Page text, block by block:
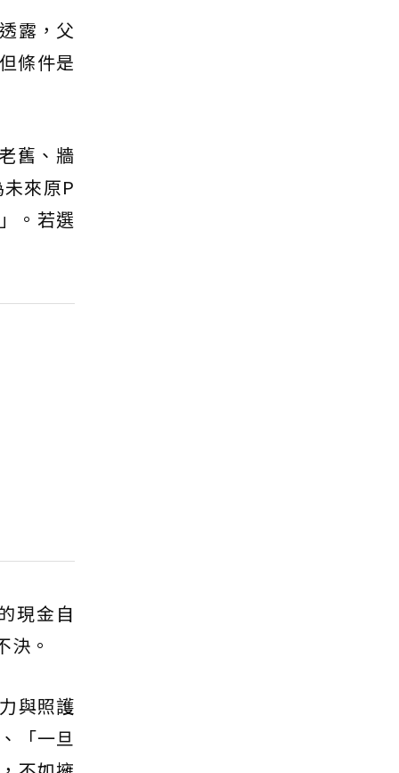
露，父
條件是
舊、牆
來原P
。若選
現金自
決。
與照護
「一旦